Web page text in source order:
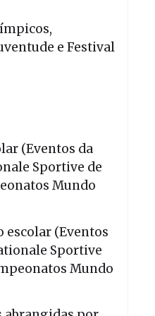
e Festival
(Eventos da
Sportive de
Mundo
(Eventos
Sportive
Mundo